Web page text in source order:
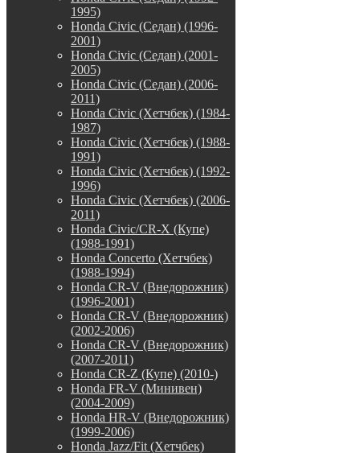
1995)
Honda Civic (Седан) (1996-
2001)
Honda Civic (Седан) (2001-
2005)
Honda Civic (Седан) (2006-
2011)
Honda Civic (Хетчбек) (1984-
1987)
Honda Civic (Хетчбек) (1988-
1991)
Honda Civic (Хетчбек) (1992-
1996)
Honda Civic (Хетчбек) (2006-
2011)
Honda Civic/CR-X (Купе)
(1988-1991)
Honda Concerto (Хетчбек)
(1988-1994)
Honda CR-V (Внедорожник)
(1996-2001)
Honda CR-V (Внедорожник)
(2002-2006)
Honda CR-V (Внедорожник)
(2007-2011)
Honda CR-Z (Купе) (2010-)
Honda FR-V (Минивен)
(2004-2009)
Honda HR-V (Внедорожник)
(1999-2006)
Honda Jazz/Fit (Хетчбек)